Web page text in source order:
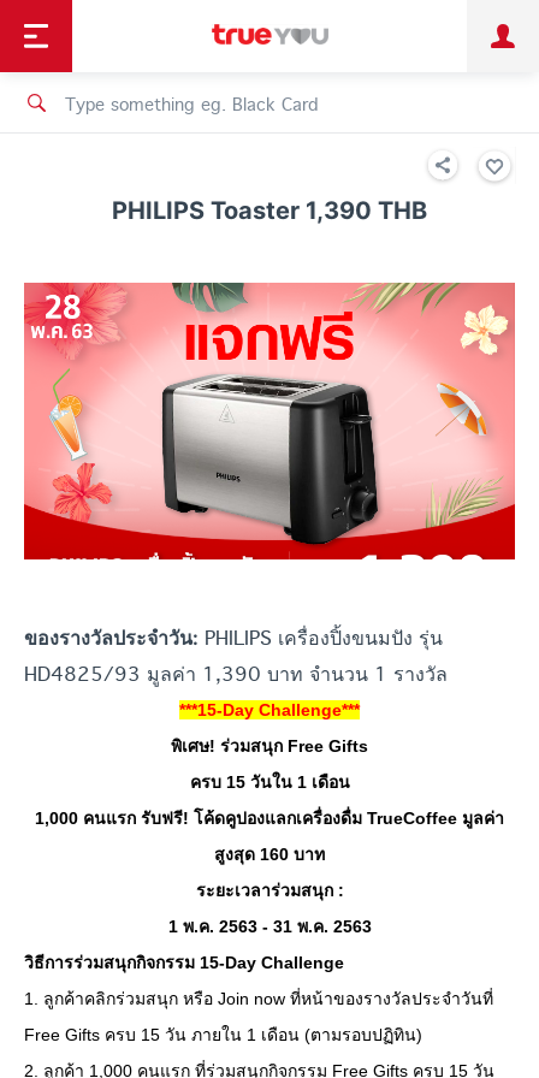
Personal Business
Shopping
เทรนด์เทคโนโลยี
PHILIPS Toaster 1,390 THB
ของรางวัลประจำวัน: PHILIPS เครื่องปิ้งขนมปัง รุ่น
HD4825/93 มูลค่า 1,390 บาท จำนวน 1 รางวัล
***15-Day Challenge***
พิเศษ! ร่วมสนุก Free Gifts
ครบ 15 วันใน 1 เดือน
1,000 คนแรก รับฟรี! โค้ดคูปองแลกเครื่องดื่ม TrueCoffee มูลค่า
สูงสุด 160 บาท
ระยะเวลาร่วมสนุก :
1 พ.ค. 2563 - 31 พ.ค. 2563
วิธีการร่วมสนุกกิจกรรม 15-Day Challenge
1. ลูกค้าคลิกร่วมสนุก หรือ Join now ที่หน้าของรางวัลประจำวันที่
Free Gifts ครบ 15 วัน ภายใน 1 เดือน (ตามรอบปฏิทิน)
2. ลูกค้า 1,000 คนแรก ที่ร่วมสนุกกิจกรรม Free Gifts ครบ 15 วัน